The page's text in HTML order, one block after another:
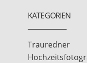
KATEGORIEN
Trauredner